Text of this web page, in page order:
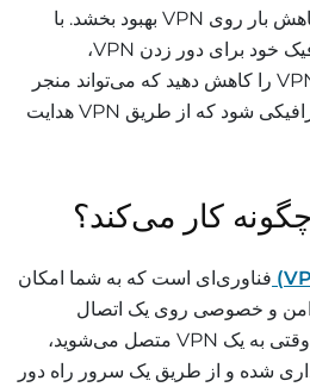
سرعت اینترنت شما را با کاهش بار روی VPN بهبود بخشد. با
اجازه دادن به بخشی از ترافیک خود برای دور زدن VPN،
می‌توانید ازدحام در شبکه VPN را کاهش دهید که می‌تواند منجر
به سرعت‌های بالاتر برای ترافیکی شود که از طریق VPN هدایت
فناوری‌ای است که به شما امکان
و خصوصی روی یک اتصال
اینترنتی عمومی ایجاد کنید. وقتی به یک VPN متصل می‌شوید،
شده و از طریق یک سرور راه دور